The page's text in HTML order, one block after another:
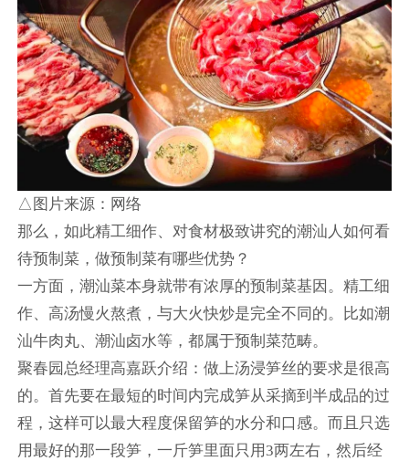
△图片来源：网络
那么，如此精工细作、对食材极致讲究的潮汕人如何看
待预制菜，做预制菜有哪些优势？
一方面，潮汕菜本身就带有浓厚的预制菜基因。精工细
作、高汤慢火熬煮，与大火快炒是完全不同的。比如潮
汕牛肉丸、潮汕卤水等，都属于预制菜范畴。
聚春园总经理高嘉跃介绍：做上汤浸笋丝的要求是很高
的。首先要在最短的时间内完成笋从采摘到半成品的过
程，这样可以最大程度保留笋的水分和口感。而且只选
用最好的那一段笋，一斤笋里面只用3两左右，然后经